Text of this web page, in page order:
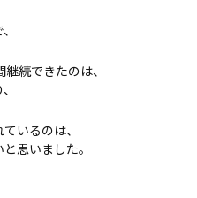
続できたのは、
いるのは、
思いました。